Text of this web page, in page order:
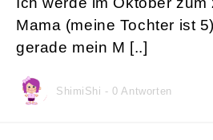
Mama (meine Tochter ist
gerade mein M [..]
ShimiShi - 0 Antworten